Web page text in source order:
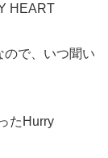
HEART
ので、いつ聞い
たHurry